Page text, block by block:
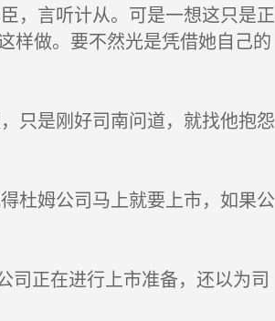
，言听计从。可是一想这只是正
样做。要不然光是凭借她自己的
只是刚好司南问道，就找他抱怨
杜姆公司马上就要上市，如果公
正在进行上市准备，还以为司